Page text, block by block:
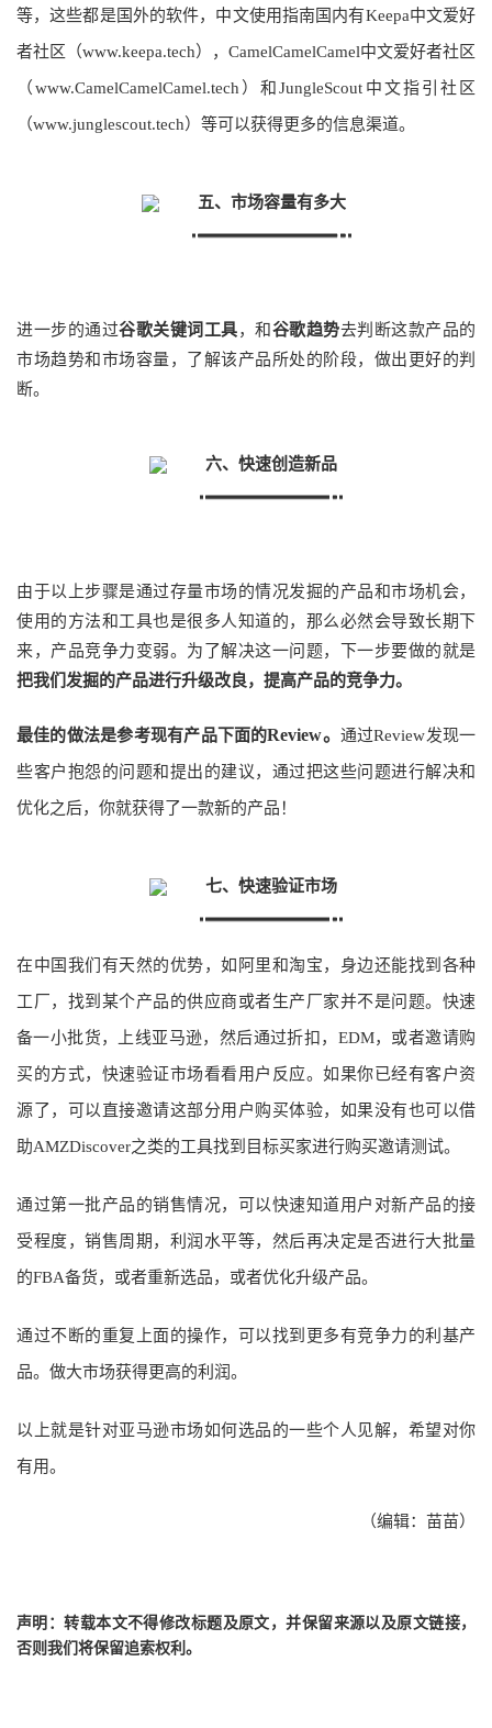
等，这些都是国外的软件，中文使用指南国内有Keepa中文爱好
者社区（www.keepa.tech），CamelCamelCamel中文爱好者社区
（www.CamelCamelCamel.tech）和JungleScout中文指引社区
（www.junglescout.tech）等可以获得更多的信息渠道。
五、市场容量有多大
进一步的通过谷歌关键词工具，和谷歌趋势去判断这款产品的
市场趋势和市场容量，了解该产品所处的阶段，做出更好的判
断。
六、快速创造新品
由于以上步骤是通过存量市场的情况发掘的产品和市场机会，
使用的方法和工具也是很多人知道的，那么必然会导致长期下
来，产品竞争力变弱。为了解决这一问题，下一步要做的就是
把我们发掘的产品进行升级改良，提高产品的竞争力。
最佳的做法是参考现有产品下面的Review。 通过Review发现一
些客户抱怨的问题和提出的建议，通过把这些问题进行解决和
优化之后，你就获得了一款新的产品！
七、快速验证市场
在中国我们有天然的优势，如阿里和淘宝，身边还能找到各种
工厂，找到某个产品的供应商或者生产厂家并不是问题。快速
备一小批货，上线亚马逊，然后通过折扣，EDM，或者邀请购
买的方式，快速验证市场看看用户反应。如果你已经有客户资
源了，可以直接邀请这部分用户购买体验，如果没有也可以借
助AMZDiscover之类的工具找到目标买家进行购买邀请测试。
通过第一批产品的销售情况，可以快速知道用户对新产品的接
受程度，销售周期，利润水平等，然后再决定是否进行大批量
的FBA备货，或者重新选品，或者优化升级产品。
通过不断的重复上面的操作，可以找到更多有竞争力的利基产
品。做大市场获得更高的利润。
以上就是针对亚马逊市场如何选品的一些个人见解，希望对你
有用。
（编辑：苗苗）
声明：转载本文不得修改标题及原文，并保留来源以及原文链接，
否则我们将保留追索权利。